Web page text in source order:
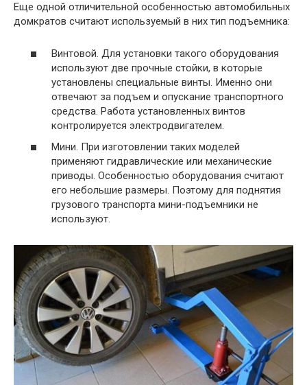
Еще одной отличительной особенностью автомобильных
домкратов считают используемый в них тип подъемника:
Винтовой. Для установки такого оборудования
используют две прочные стойки, в которые
установлены специальные винты. Именно они
отвечают за подъем и опускание транспортного
средства. Работа установленных винтов
контролируется электродвигателем.
Мини. При изготовлении таких моделей
применяют гидравлические или механические
приводы. Особенностью оборудования считают
его небольшие размеры. Поэтому для поднятия
грузового транспорта мини-подъемники не
используют.